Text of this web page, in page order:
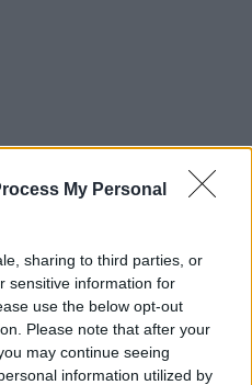
My Personal
sharing to third parties, or
sensitive information for
use the below opt-out
Please note that after your
may continue seeing
information utilized by